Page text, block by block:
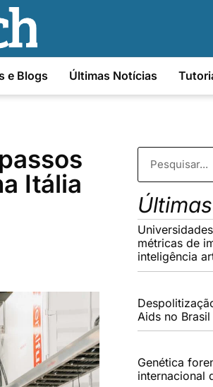
e Blogs Últimas Notícias
Itália
métricas de
inteligência
Aids no Brasil
Genética
internacional